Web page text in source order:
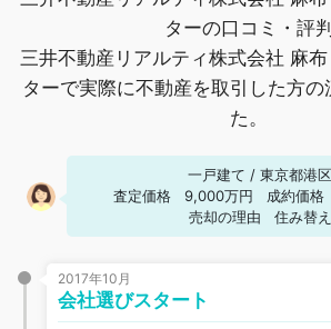
ターの口コミ・評判
三井不動産リアルティ株式会社 麻
ターで実際に不動産を取引した方の
た。
一戸建て / 東京都港区
査定価格
9,000万円 成約価格
売却の理由
住み替え
2017年10月
会社選びスタート